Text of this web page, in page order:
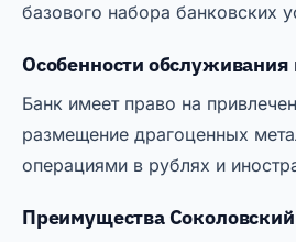
базового набора банковских
Особенности обслуживания
Банк имеет право на
размещение драгоценных
операциями в рублях и
Преимущества Соколовский